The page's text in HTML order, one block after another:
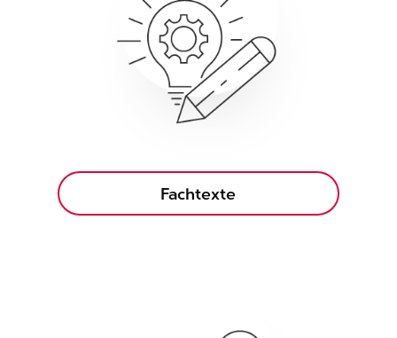
Fachtexte